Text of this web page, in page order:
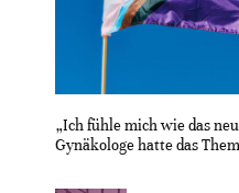
„Ich fühle mich wie das
Gynäkologe hatte das